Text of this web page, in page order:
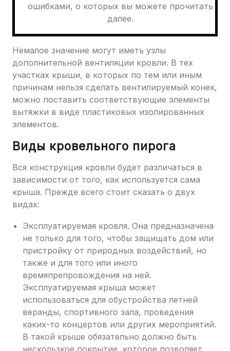
ошибками, о которых вы можете прочитать
далее.
Немалое значение могут иметь узлы
дополнительной вентиляции кровли. В тех
участках крыши, в которых по тем или иным
причинам нельзя сделать вентилируемый конек,
можно поставить соответствующие элементы
вытяжки в виде пластиковых изолированных
элементов.
Виды кровельного пирога
Вся конструкция кровли будет различаться в
зависимости от того, как используется сама
крыша. Прежде всего стоит сказать о двух
видах:
Эксплуатируемая кровля. Она предназначена
не только для того, чтобы защищать дом или
пристройку от природных воздействий, но
также и для того или иного
времяпрепровождения на ней.
Эксплуатируемая крыша может
использоваться для обустройства летней
веранды, спортивного зала, проведения
каких-то концертов или других мероприятий.
В такой крыше обязательно должно быть